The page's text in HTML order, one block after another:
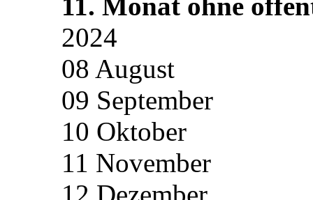
2024
08 August
09 September
10 Oktober
11 November
12 Dezember